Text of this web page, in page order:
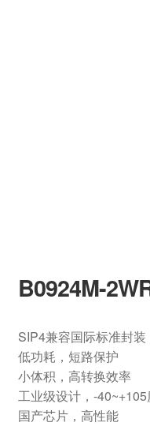
B0924M-
SIP4兼容国际标准封装
低功耗，短路保护
小体积，高转换效率
工业级设计，-40~+105
国产芯片，高性能